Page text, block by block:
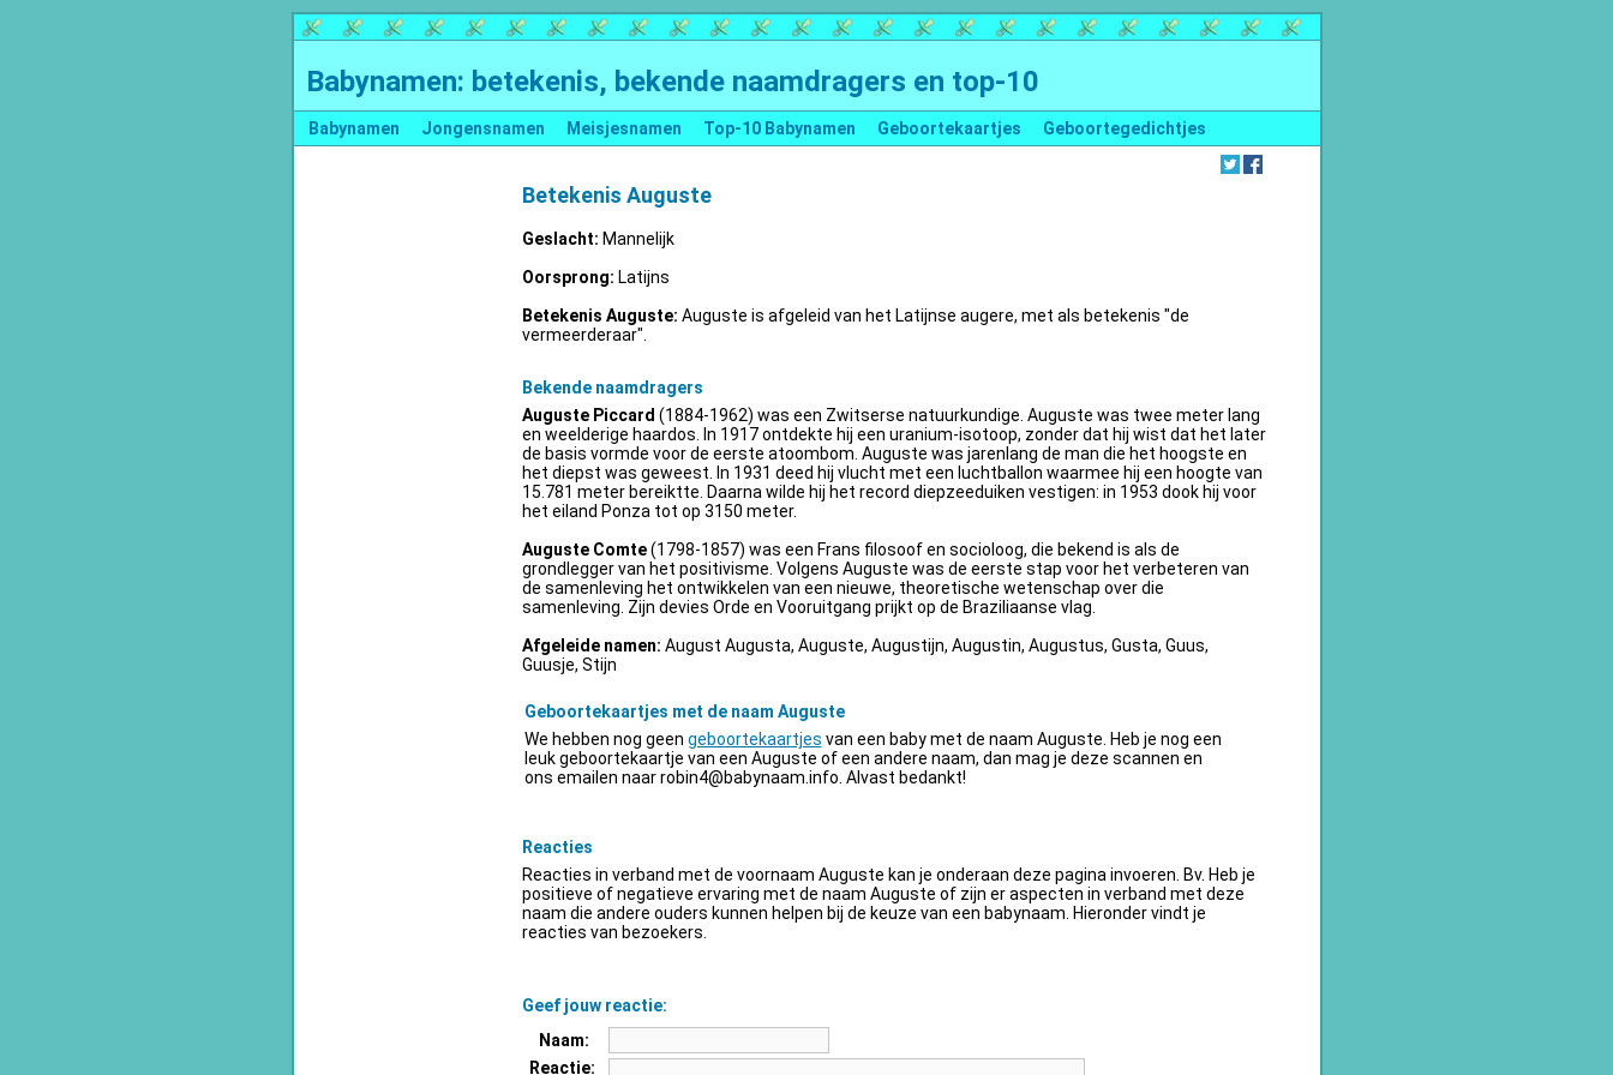
Babynamen: betekenis, bekende naamdragers en top-10
Babynamen Jongensnamen Meisjesnamen Top-10 Babynamen Geboortekaartjes Geboortegedichtjes
Betekenis Auguste
Geslacht: Mannelijk
Oorsprong: Latijns
Betekenis Auguste: Auguste is afgeleid van het Latijnse augere, met als betekenis "de
vermeerderaar".
Bekende naamdragers
Auguste Piccard (1884-1962) was een Zwitserse natuurkundige. Auguste was twee meter lang
en weelderige haardos. In 1917 ontdekte hij een uranium-isotoop, zonder dat hij wist dat het later
de basis vormde voor de eerste atoombom. Auguste was jarenlang de man die het hoogste en
het diepst was geweest. In 1931 deed hij vlucht met een luchtballon waarmee hij een hoogte van
15.781 meter bereiktte. Daarna wilde hij het record diepzeeduiken vestigen: in 1953 dook hij voor
het eiland Ponza tot op 3150 meter.
Auguste Comte(1798-1857) was een Frans filosoof en socioloog, die bekend is als de
grondlegger van het positivisme. Volgens Auguste was de eerste stap voor het verbeteren van
de samenleving het ontwikkelen van een nieuwe, theoretische wetenschap over die
samenleving. Zijn devies Orde en Vooruitgang prijkt op de Braziliaanse vlag.
Afgeleide namen: August Augusta, Auguste, Augustijn, Augustin, Augustus, Gusta, Guus,
Guusje, Stijn
Geboortekaartjes met de naam Auguste
We hebben nog geen geboortekaartjes van een baby met de naam Auguste. Heb je nog een
leuk geboortekaartje van een Auguste of een andere naam, dan mag je deze scannen en
ons emailen naarrobin4@babynaam.info . Alvast bedankt!
Reacties
Reacties in verband met de voornaam Auguste kan je onderaan deze pagina invoeren. Bv. Heb je
positieve of negatieve ervaring met de naam Auguste of zijn er aspecten in verband met deze
naam die andere ouders kunnen helpen bij de keuze van een babynaam. Hieronder vindt je
reacties van bezoekers.
Geef jouw reactie:
Naam:
Reactie: